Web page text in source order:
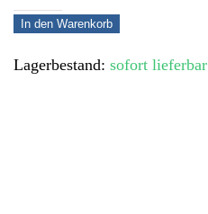
Puzzle
Menge
In den Warenkorb
Lagerbestand: sofort lieferbar